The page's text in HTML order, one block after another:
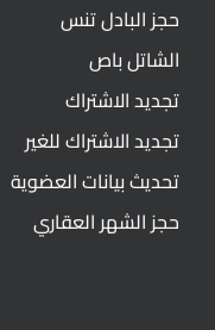
حجز البادل تنس
الشاتل باص
تجديد الاشتراك
تجديد الاشتراك للغير
تحديث بيانات العضوية
حجز الشهر العقاري